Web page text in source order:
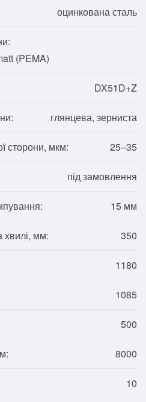
оцинкована сталь
(PEMA)
DX51D+Z
глянцева, зерниста
сторони, мкм: 25–35
під замовлення
15 мм
хвилі, мм: 350
1180
1085
500
8000
10